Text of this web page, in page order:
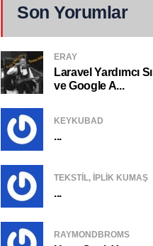
Son Yorumlar
ERAY
Laravel Yardımcı
ve Google A...
KEYKUBAD
...
TEKSTIL, IPLIK KUMAŞ
...
RAYMONDBROMS